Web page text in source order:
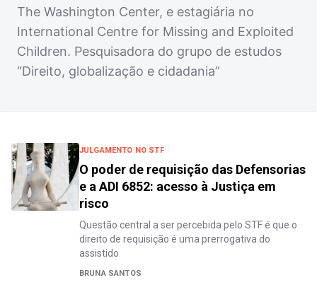
The Washington Center, e estagiária no
International Centre for Missing and Exploited
Children. Pesquisadora do grupo de estudos
“Direito, globalização e cidadania”
JULGAMENTO NO STF
O poder de requisição das Defensorias
e a ADI 6852: acesso à Justiça em
risco
Questão central a ser percebida pelo STF é que o
direito de requisição é uma prerrogativa do
assistido
BRUNA SANTOS